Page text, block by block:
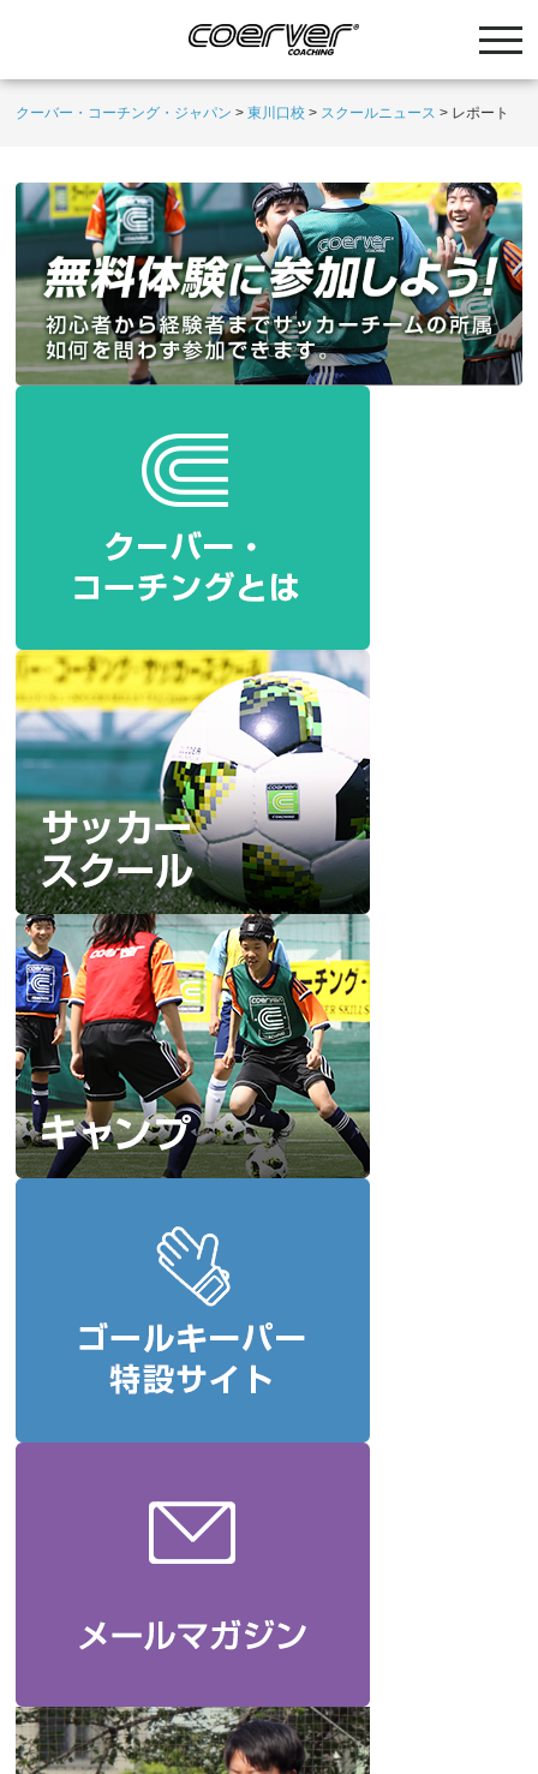
クーバー・コーチング・ジャパン >東川口校 > スクールニュース > レポート